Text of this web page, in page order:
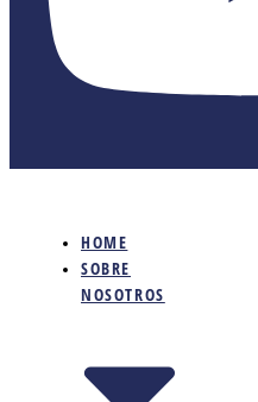
HOME
SOBRE
NOSOTROS